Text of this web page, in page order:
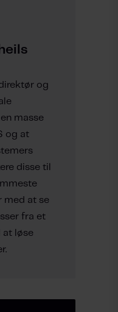
og
masse
og at
disse til
med at se
fra et
at løse